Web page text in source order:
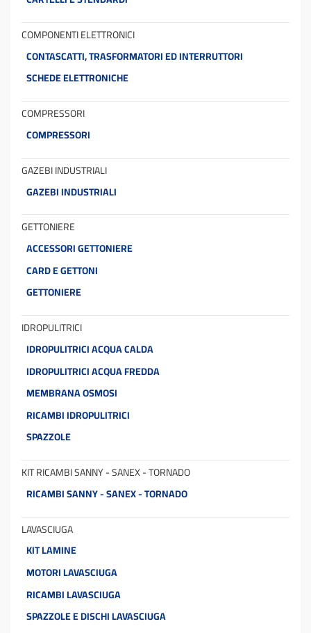
COMPONENTI ELETTRONICI
CONTASCATTI, TRASFORMATORI ED INTERRUTTORI
SCHEDE ELETTRONICHE
COMPRESSORI
COMPRESSORI
GAZEBI INDUSTRIALI
GAZEBI INDUSTRIALI
GETTONIERE
ACCESSORI GETTONIERE
CARD E GETTONI
GETTONIERE
IDROPULITRICI
IDROPULITRICI ACQUA CALDA
IDROPULITRICI ACQUA FREDDA
MEMBRANA OSMOSI
RICAMBI IDROPULITRICI
SPAZZOLE
KIT RICAMBI SANNY - SANEX - TORNADO
RICAMBI SANNY - SANEX - TORNADO
LAVASCIUGA
KIT LAMINE
MOTORI LAVASCIUGA
RICAMBI LAVASCIUGA
SPAZZOLE E DISCHI LAVASCIUGA